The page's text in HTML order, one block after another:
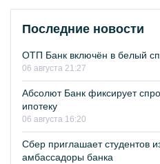
Последние новости
ОТП Банк включён в белый
06 августа 21:27
Абсолют Банк фиксирует
ипотеку
06 августа 16:20
Сбер приглашает студентов
амбассадоры банка